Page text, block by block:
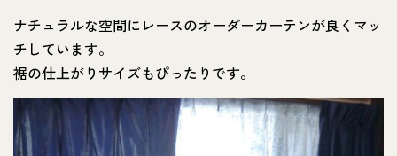
ナチュラルな空間にレースのオーダーカーテンが良くマッ
チしています。
裾の仕上がりサイズもぴったりです。